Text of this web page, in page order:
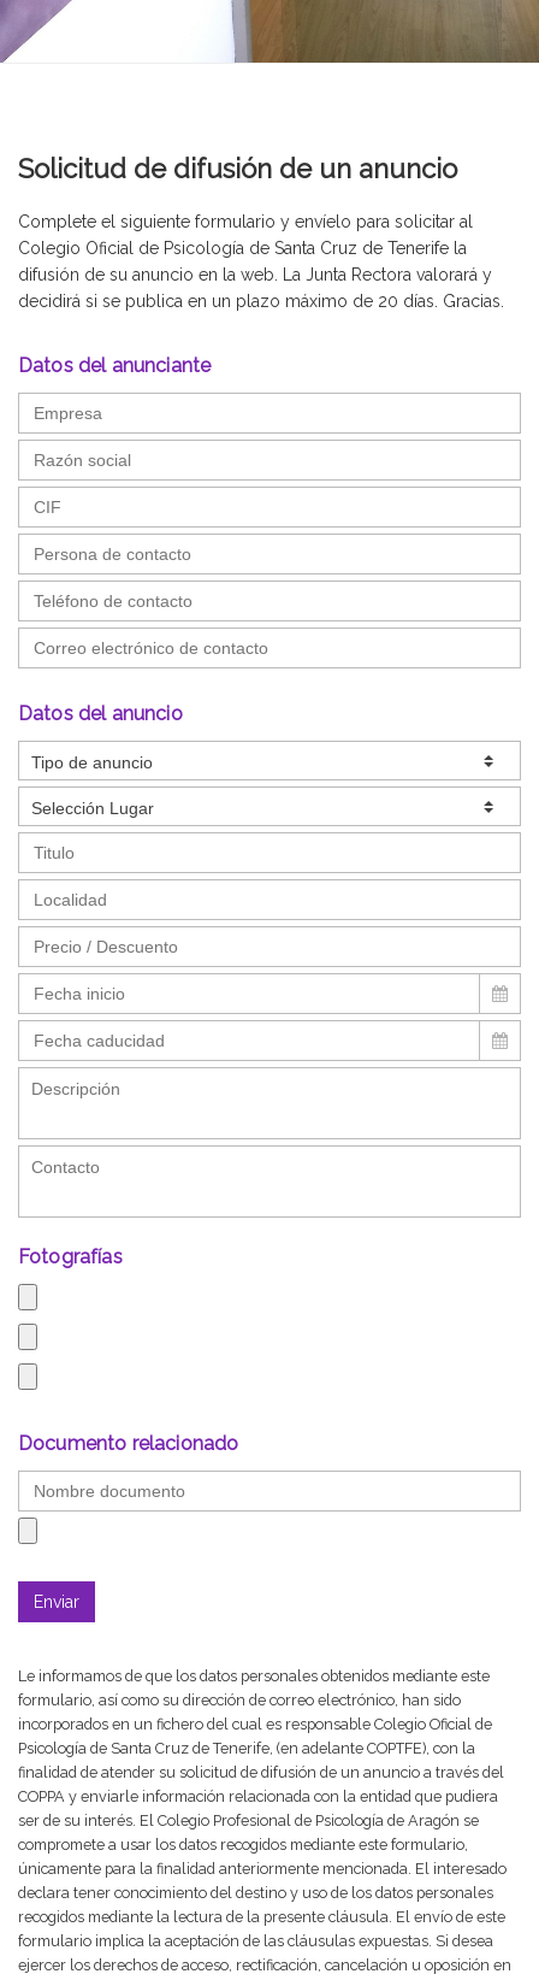
Solicitud de difusión de un anuncio
Complete el siguiente formulario y envíelo para solicitar al
Colegio Oficial de Psicología de Santa Cruz de Tenerife la
difusión de su anuncio en la web. La Junta Rectora valorará y
decidirá si se publica en un plazo máximo de 20 días. Gracias.
Datos del anunciante
Datos del anuncio
Fotografías
Documento relacionado
Enviar
Le informamos de que los datos personales obtenidos mediante este
formulario, así como su dirección de correo electrónico, han sido
incorporados en un fichero del cual es responsable Colegio Oficial de
Psicología de Santa Cruz de Tenerife, (en adelante COPTFE), con la
finalidad de atender su solicitud de difusión de un anuncio a través del
COPPA y enviarle información relacionada con la entidad que pudiera
ser de su interés. El Colegio Profesional de Psicología de Aragón se
compromete a usar los datos recogidos mediante este formulario,
únicamente para la finalidad anteriormente mencionada. El interesado
declara tener conocimiento del destino y uso de los datos personales
recogidos mediante la lectura de la presente cláusula. El envío de este
formulario implica la aceptación de las cláusulas expuestas. Si desea
ejercer los derechos de acceso, rectificación, cancelación u oposición en